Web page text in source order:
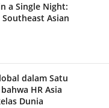
a Single Night:
Asian
dalam Satu
HR Asia
Dunia